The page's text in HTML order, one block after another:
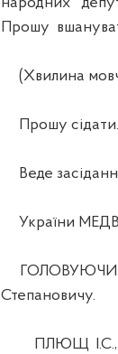
Прошу
(Хвилина
Прошу сідати.
Веде
України
ГОЛОВУЮЧИЙ.
Степановичу.
ПЛЮЩ І.С.,